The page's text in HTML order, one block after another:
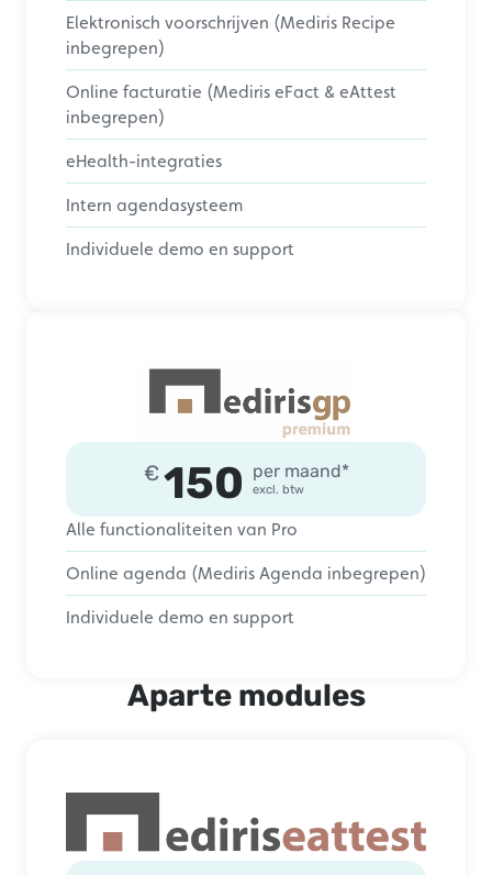
Elektronisch voorschrijven (Mediris Recipe
inbegrepen)
Online facturatie (Mediris eFact & eAttest
inbegrepen)
eHealth-integraties
Intern agendasysteem
Individuele demo en support
€ 150 per maand*
excl. btw
Alle functionaliteiten van Pro
Online agenda (Mediris Agenda inbegrepen)
Individuele demo en support
Aparte modules